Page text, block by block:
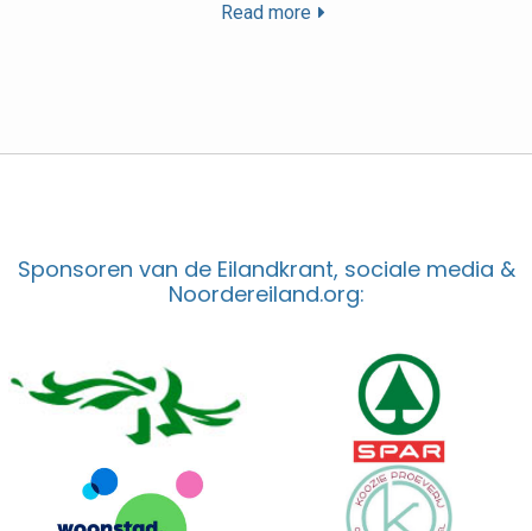
Read more
Sponsoren van de Eilandkrant, sociale media &
Noordereiland.org: